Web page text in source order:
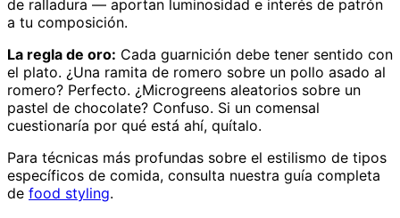
de ralladura — aportan luminosidad e interés de patrón
a tu composición.
La regla de oro: Cada guarnición debe tener sentido con
el plato. ¿Una ramita de romero sobre un pollo asado al
romero? Perfecto. ¿Microgreens aleatorios sobre un
pastel de chocolate? Confuso. Si un comensal
cuestionaría por qué está ahí, quítalo.
Para técnicas más profundas sobre el estilismo de tipos
específicos de comida, consulta nuestra guía completa
de food styling.